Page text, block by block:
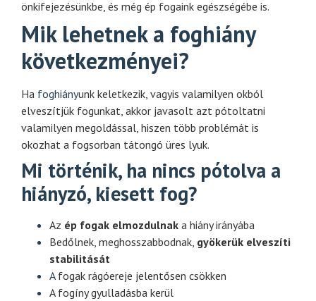
önkifejezésünkbe, és még ép fogaink egészségébe is.
Mik lehetnek a foghiány
következményei?
Ha foghiányunk keletkezik, vagyis valamilyen okból
elveszítjük fogunkat, akkor javasolt azt pótoltatni
valamilyen megoldással, hiszen több problémát is
okozhat a fogsorban tátongó üres lyuk.
Mi történik, ha nincs pótolva a
hiányzó, kiesett fog?
Az ép fogak elmozdulnak a hiány irányába
Bedőlnek, meghosszabbodnak, gyökerük elveszíti
stabilitását
Afogak rágóereje jelentősen csökken
A fogíny gyulladásba kerül